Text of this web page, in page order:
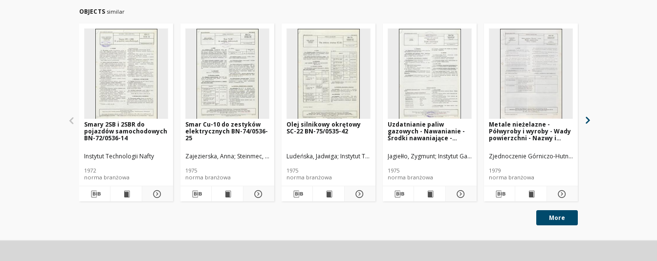
OBJECTS similar
Smary 2SB i 2SBR do
pojazdów samochodowych
BN-72/0536-14
Instytut Technologii Nafty
1972
norma branżowa
Smar Cu-10 do zestyków
elektrycznych BN-74/0536-
25
Zajezierska, Anna Steinmec, Franciszek Michalak, Jacek Gibińska, Wiesława Instytut Technologii Nafty
1975
norma branżowa
Olej silnikowy okrętowy
SC-22 BN-75/0535-42
Ludeńska, Jadwiga Instytut Technologii Nafty
1975
norma branżowa
Uzdatnianie paliw
gazowych - Nawanianie -
Środki nawaniające -
74/0547-01 Arkusz 02
Jagiełło, Zygmunt Instytut Gazownictwa
1975
norma branżowa
Metale nieżelazne -
Półwyroby i wyroby - Wady
powierzchni - Nazwy i
Zjednoczenie Górniczo-Hutnicze Metali Nieżelaznych METALE
1979
norma branżowa
More